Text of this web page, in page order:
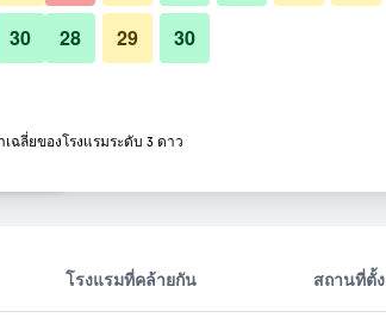
รูปภาพของ โรงแรมดิสนีย์ แอมบาสเดอร์
โรงแรมที่คล้ายกัน สถานที่ตั้ง
30 28 29 30
ฉลี่ยของโรงแรมระดับ 3 ดาว